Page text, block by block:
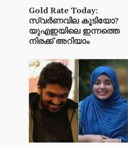
Gold Rate Today:
സ്വര്‍ണവില കൂടിയോ?
യുഎഇയിലെ ഇന്നത്തെ
നിരക്ക് അറിയാം